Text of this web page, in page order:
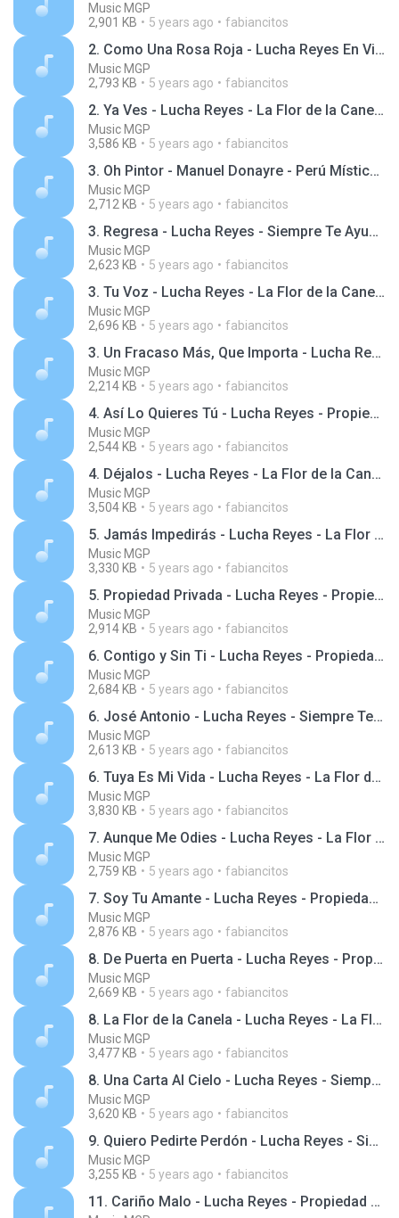
Music MGP
2,901 KB
5 years ago fabiancitos
2. Como Una Rosa Roja - Lucha Reyes En Vivo
Music MGP
2,793 KB
5 years ago fabiancitos
2. Ya Ves - Lucha Reyes - La Flor de la Canela, Vol. 1 - Serie Regresa
Music MGP
3,586 KB
5 years ago fabiancitos
3. Oh Pintor - Manuel Donayre - Perú Místico y Criollo
Music MGP
2,712 KB
5 years ago fabiancitos
3. Regresa - Lucha Reyes - Siempre Te Ayudaré, Vol. 3 - Serie Regresa
Music MGP
2,623 KB
5 years ago fabiancitos
3. Tu Voz - Lucha Reyes - La Flor de la Canela, Vol. 1 - Serie Regresa
Music MGP
2,696 KB
5 years ago fabiancitos
3. Un Fracaso Más, Que Importa - Lucha Reyes - Propiedad Privada, Vol. 2 - Serie Regresa
Music MGP
2,214 KB
5 years ago fabiancitos
4. Así Lo Quieres Tú - Lucha Reyes - Propiedad Privada, Vol. 2 - Serie Regresa
Music MGP
2,544 KB
5 years ago fabiancitos
4. Déjalos - Lucha Reyes - La Flor de la Canela, Vol. 1 - Serie Regresa
Music MGP
3,504 KB
5 years ago fabiancitos
5. Jamás Impedirás - Lucha Reyes - La Flor de la Canela, Vol. 1 - Serie Regresa
Music MGP
3,330 KB
5 years ago fabiancitos
5. Propiedad Privada - Lucha Reyes - Propiedad Privada, Vol. 2 - Serie Regresa
Music MGP
2,914 KB
5 years ago fabiancitos
6. Contigo y Sin Ti - Lucha Reyes - Propiedad Privada, Vol. 2 - Serie Regresa
Music MGP
2,684 KB
5 years ago fabiancitos
6. José Antonio - Lucha Reyes - Siempre Te Ayudaré, Vol. 3 - Serie Regresa
Music MGP
2,613 KB
5 years ago fabiancitos
6. Tuya Es Mi Vida - Lucha Reyes - La Flor de la Canela, Vol. 1 - Serie Regresa
Music MGP
3,830 KB
5 years ago fabiancitos
7. Aunque Me Odies - Lucha Reyes - La Flor de la Canela, Vol. 1 - Serie Regresa
Music MGP
2,759 KB
5 years ago fabiancitos
7. Soy Tu Amante - Lucha Reyes - Propiedad Privada, Vol. 2 - Serie Regresa
Music MGP
2,876 KB
5 years ago fabiancitos
8. De Puerta en Puerta - Lucha Reyes - Propiedad Privada, Vol. 2 - Serie Regresa
Music MGP
2,669 KB
5 years ago fabiancitos
8. La Flor de la Canela - Lucha Reyes - La Flor de la Canela, Vol. 1 - Serie Regresa
Music MGP
3,477 KB
5 years ago fabiancitos
8. Una Carta Al Cielo - Lucha Reyes - Siempre Te Ayudaré, Vol. 3 - Serie Regresa
Music MGP
3,620 KB
5 years ago fabiancitos
9. Quiero Pedirte Perdón - Lucha Reyes - Siempre Te Ayudaré, Vol. 3 - Serie Regresa
Music MGP
3,255 KB
5 years ago fabiancitos
11. Cariño Malo - Lucha Reyes - Propiedad Privada, Vol. 2 - Serie Regresa